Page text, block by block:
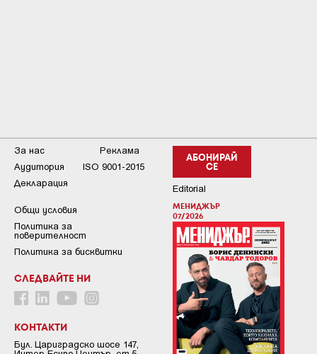
АБОНИРАЙ
СЕ
Editorial
МЕНИДЖЪР
07/2026
За нас
Реклама
Аудитория
ISO 9001-2015
Декларация
Общи условия
Пoлитикa зa
пoвepитeлнocт
Политика за бисквитки
СЛЕДВАЙТЕ НИ
КОНТАКТИ
Бул. Цариградско шосе 147,